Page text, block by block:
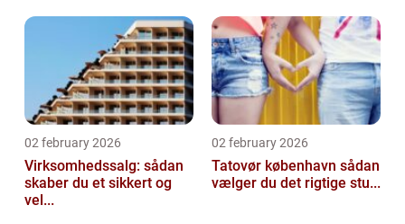
02 february 2026
Virksomhedssalg: sådan
skaber du et sikkert og
vel...
02 february 2026
Tatovør københavn sådan
vælger du det rigtige stu...